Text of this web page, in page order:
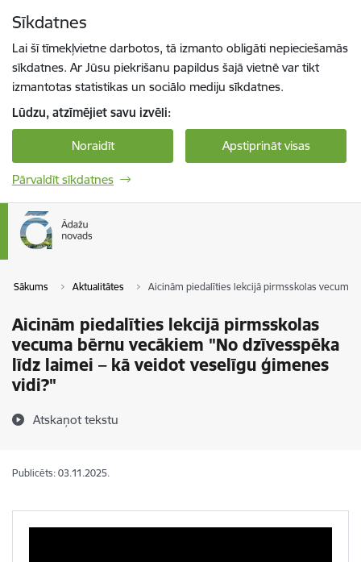
Sīkdatnes
Lai šī tīmekļvietne darbotos, tā izmanto obligāti nepieciešamās
sīkdatnes. Ar Jūsu piekrišanu papildus šajā vietnē var tikt
izmantotas statistikas un sociālo mediju sīkdatnes.
Lūdzu, atzīmējiet savu izvēli:
Noraidīt Apstiprināt visas
Pārvaldīt sīkdatnes
Sākums Aktualitātes Aicinām piedalīties lekcijā pirmsskolas vecuma
Aicinām piedalīties lekcijā pirmsskolas
vecuma bērnu vecākiem "No dzīvesspēka
līdz laimei – kā veidot veselīgu ģimenes
vidi?"
Atskaņot tekstu
Publicēts: 03.11.2025.